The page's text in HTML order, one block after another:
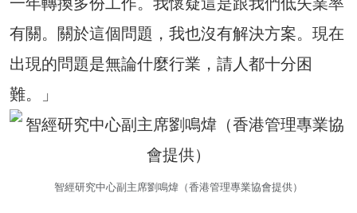
有關。關於這個問題，我也沒有解決方案。現在
出現的問題是無論什麼行業，請人都十分困
難。」
智經研究中心副主席劉鳴煒（香港管理專業協會提供）